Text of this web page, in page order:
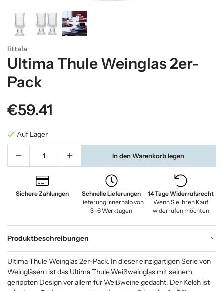
Iittala
Ultima Thule Weinglas 2er-
Pack
€59.41
Auf Lager
In den Warenkorb legen
Sichere Zahlungen
Schnelle Lieferungen
Lieferung innerhalb von
3–6 Werktagen
14 Tage Widerrufsrecht
Wenn Sie Ihren Kauf
widerrufen möchten
Produktbeschreibungen
Ultima Thule Weinglas 2er-Pack. In dieser einzigartigen Serie von
Weingläsern ist das Ultima Thule Weißweinglas mit seinem
gerippten Design vor allem für Weißweine gedacht. Der Kelch ist